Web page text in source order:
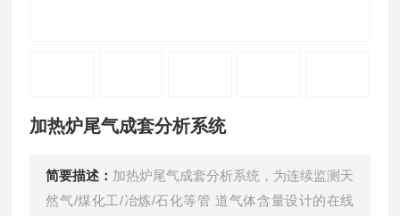
加热炉尾气成套分析系统
简要描述： 加热炉尾气成套分析系统，为连续监测天
然气/煤化工/冶炼/石化等管 道气体含量设计的在线